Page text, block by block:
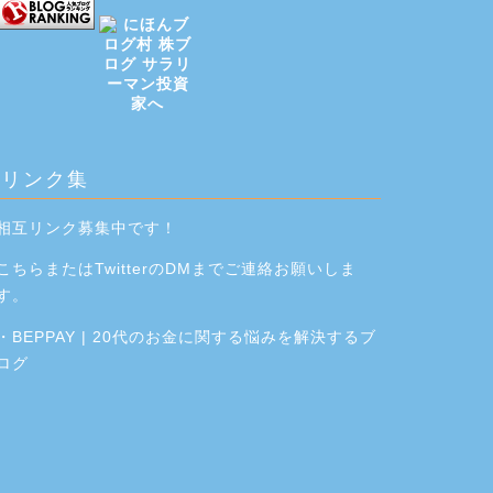
リンク集
互リンク募集中です！
ちら またはTwitterのDMまでご連絡お願いしま
。
・ BEPPAY | 20代のお金に関する悩みを解決するブ
グ